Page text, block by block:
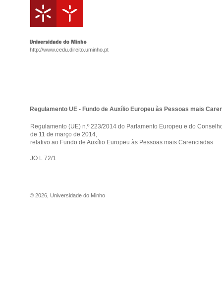
http://www.cedu.direito.uminho.pt
Regulamento UE - Fundo de Auxílio Europeu às Pessoas mais
Regulamento (UE) n.º 223/2014 do Parlamento Europeu e do
de 11 de março de 2014,
relativo ao Fundo de Auxílio Europeu às Pessoas mais Carenciadas
JO L 72/1
© 2026 Universidade do Minho